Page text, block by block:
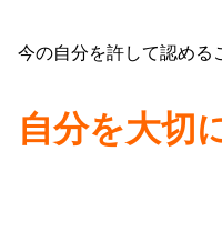
今の自分を許して認める
自分を大切